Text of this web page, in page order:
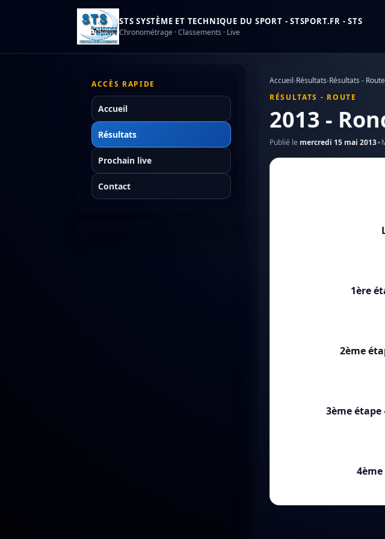
STS SYSTÈME ET TECHNIQUE DU SPORT - STSPORT.FR - STS
Chronométrage · Classements · Live
ACCÈS RAPIDE
Accueil
Résultats
Prochain live
Contact
Accueil›Résultats›Résultats - Route
RÉSULTATS - ROUTE
2013 -
Publié le mercredi 15 mai 2013
1ère
2ème
3ème étape